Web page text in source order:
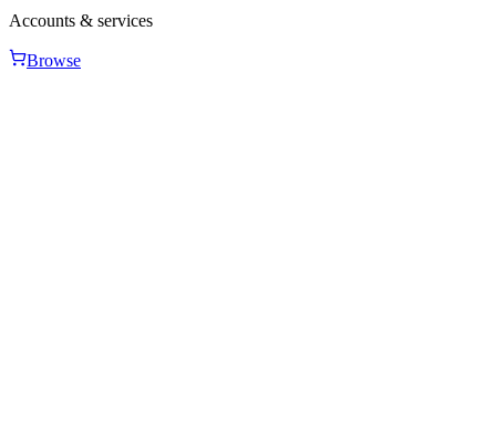
Accounts & services
Browse